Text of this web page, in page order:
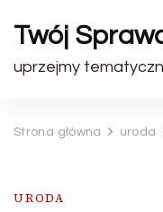
Twój
uprzejmy
Strona główna uroda
URODA